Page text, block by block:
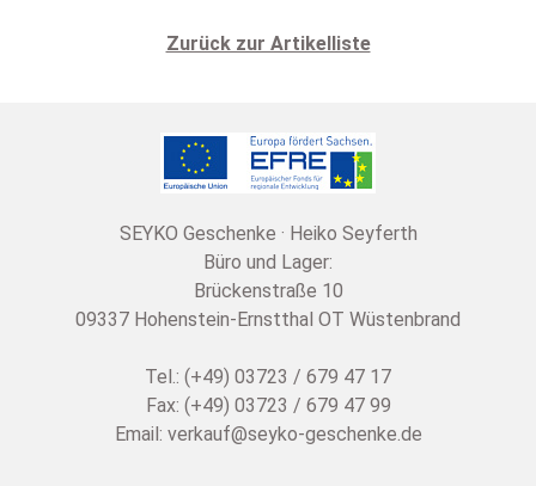
Zurück zur Artikelliste
SEYKO Geschenke · Heiko Seyferth
Büro und Lager:
Brückenstraße 10
09337 Hohenstein-Ernstthal OT Wüstenbrand
Tel.: (+49) 03723 / 679 47 17
Fax: (+49) 03723 / 679 47 99
Email: verkauf@seyko-geschenke.de